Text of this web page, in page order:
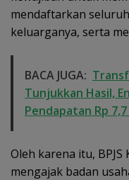
mendaftarkan
keluarganya, serta
BACA JUGA:
Tunjukkan Hasil,
Pendapatan Rp
Oleh karena itu,
mengajak badan